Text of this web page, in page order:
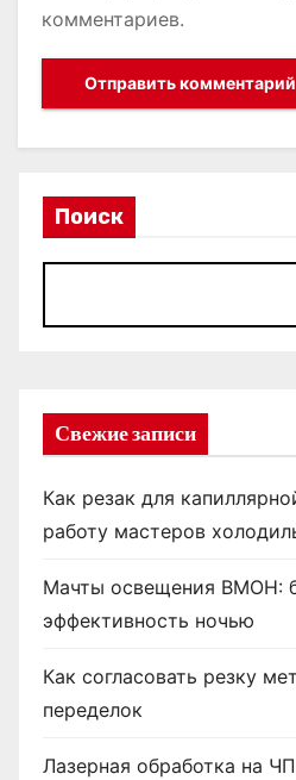
комментариев.
Поиск
Свежие записи
Как резак для
работу мастеров
Мачты освещения ВМОН:
эффективность ночью
Как согласовать резку
переделок
Лазерная обработка на